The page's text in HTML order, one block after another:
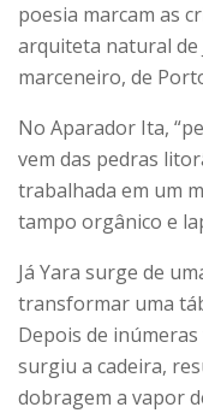
poesia marcam as
arquiteta natural de
marceneiro, de
No Aparador Ita,
vem das pedras
trabalhada em um
tampo orgânico e
Já Yara surge de
transformar uma
Depois de
surgiu a cadeira,
dobragem a vapor